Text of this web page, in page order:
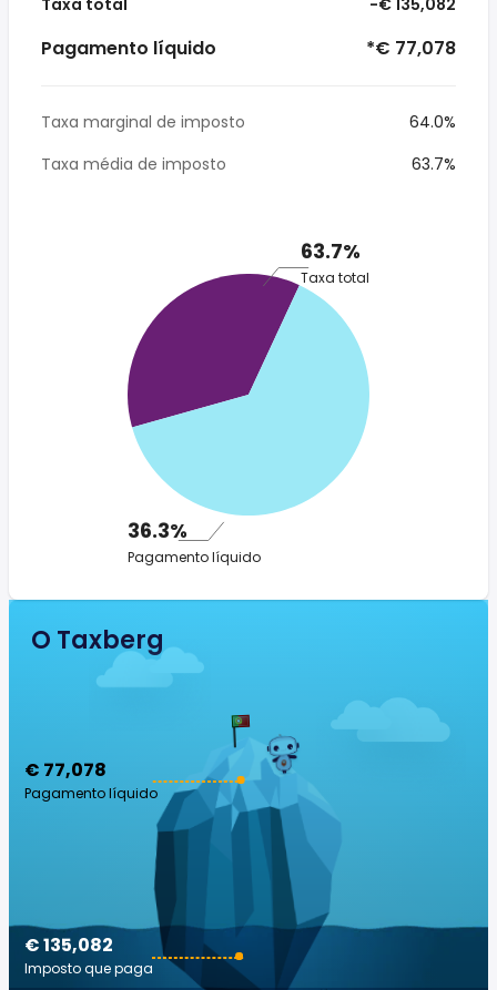
Taxa total -€ 135,082
Pagamento líquido *€ 77,078
Taxa marginal de imposto
64.0%
Taxa média de imposto
63.7%
63.7%
Taxa total
36.3%
Pagamento líquido
O Taxberg
€ 77,078
Pagamento líquido
€ 135,082
Imposto que paga